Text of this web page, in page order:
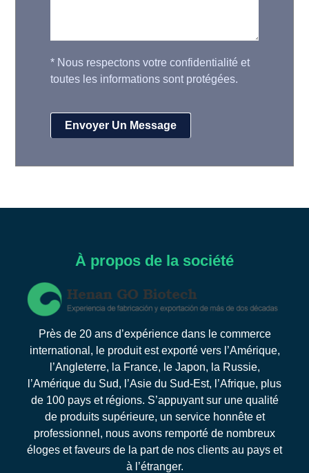
* Nous respectons votre confidentialité et
toutes les informations sont protégées.
À propos de la société
Près de 20 ans d’expérience dans le commerce
international, le produit est exporté vers l’Amérique,
l’Angleterre, la France, le Japon, la Russie,
l’Amérique du Sud, l’Asie du Sud-Est, l’Afrique, plus
de 100 pays et régions. S’appuyant sur une qualité
de produits supérieure, un service honnête et
professionnel, nous avons remporté de nombreux
éloges et faveurs de la part de nos clients au pays et
à l’étranger.